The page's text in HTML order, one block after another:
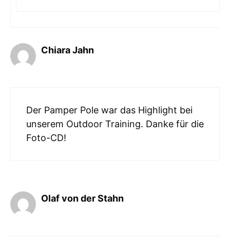
Chiara Jahn
Der Pamper Pole war das Highlight bei
unserem Outdoor Training. Danke für die
Foto-CD!
Olaf von der Stahn